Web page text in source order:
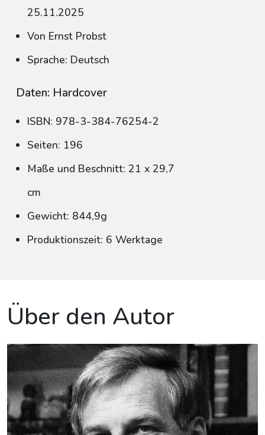
25.11.2025
Von Ernst Probst
Sprache: Deutsch
Daten: Hardcover
ISBN: 978-3-384-76254-2
Seiten: 196
Maße und Beschnitt: 21 x 29,7
cm
Gewicht: 844,9g
Produktionszeit: 6 Werktage
Über den Autor